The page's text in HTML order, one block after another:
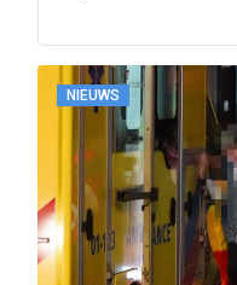
NIEUWS